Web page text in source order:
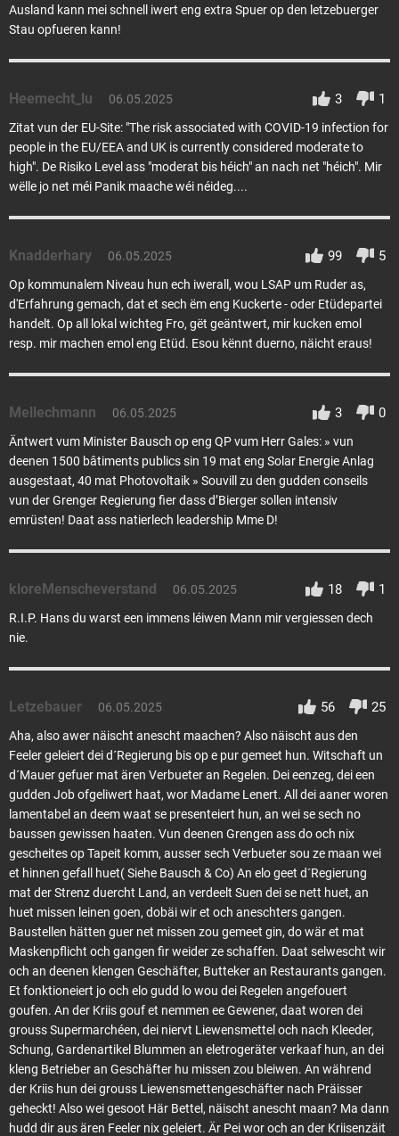
Ausland kann mei schnell iwert eng extra Spuer op den letzebuerger
Stau opfueren kann!
Heemecht_lu 06.05.2025 3 1
Zitat vun der EU-Site: "The risk associated with COVID-19 infection for
people in the EU/EEA and UK is currently considered moderate to
high". De Risiko Level ass "moderat bis héich" an nach net "héich". Mir
wëlle jo net méi Panik maache wéi néideg....
Knadderhary 06.05.2025 99 5
Op kommunalem Niveau hun ech iwerall, wou LSAP um Ruder as,
d'Erfahrung gemach, dat et sech ëm eng Kuckerte - oder Etüdepartei
handelt. Op all lokal wichteg Fro, gët geäntwert, mir kucken emol
resp. mir machen emol eng Etüd. Esou kënnt duerno, näicht eraus!
Mellechmann 06.05.2025 3 0
Äntwert vum Minister Bausch op eng QP vum Herr Gales: » vun
deenen 1500 bâtiments publics sin 19 mat eng Solar Energie Anlag
ausgestaat, 40 mat Photovoltaik » Souvill zu den gudden conseils
vun der Grenger Regierung fier dass d’Bierger sollen intensiv
emrüsten! Daat ass natierlech leadership Mme D!
kloreMenscheverstand 06.05.2025 18 1
R.I.P. Hans du warst een immens léiwen Mann mir vergiessen dech
nie.
Letzebauer 06.05.2025 56 25
Aha, also awer näischt anescht maachen? Also näischt aus den
Feeler geleiert dei d´Regierung bis op e pur gemeet hun. Witschaft un
d´Mauer gefuer mat ären Verbueter an Regelen. Dei eenzeg, dei een
gudden Job ofgeliwert haat, wor Madame Lenert. All dei aaner woren
lamentabel an deem waat se presenteiert hun, an wei se sech no
baussen gewissen haaten. Vun deenen Grengen ass do och nix
gescheites op Tapeit komm, ausser sech Verbueter sou ze maan wei
et hinnen gefall huet( Siehe Bausch & Co) An elo geet d´Regierung
mat der Strenz duercht Land, an verdeelt Suen dei se nett huet, an
huet missen leinen goen, dobäi wir et och aneschters gangen.
Baustellen hätten guer net missen zou gemeet gin, do wär et mat
Maskenpflicht och gangen fir weider ze schaffen. Daat selwescht wir
och an deenen klengen Geschäfter, Butteker an Restaurants gangen.
Et fonktioneiert jo och elo gudd lo wou dei Regelen angefouert
goufen. An der Kriis gouf et nemmen ee Gewener, daat woren dei
grouss Supermarchéen, dei niervt Liewensmettel och nach Kleeder,
Schung, Gardenartikel Blummen an eletrogeräter verkaaf hun, an dei
kleng Betrieber an Geschäfter hu missen zou bleiwen. An während
der Kriis hun dei grouss Liewensmettengeschäfter nach Präisser
geheckt! Also wei gesoot Här Bettel, näischt anescht maan? Ma dann
hudd dir aus ären Feeler nix geleiert. Är Pei wor och an der Kriisenzäit